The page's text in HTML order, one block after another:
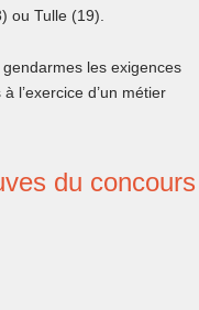
ou Tulle (19).
les exigences
l’exercice d’un métier
du concours